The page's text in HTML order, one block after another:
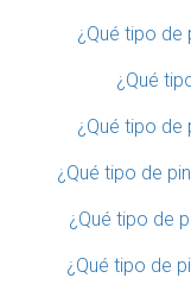
¿Qué tipo de
¿Qué
¿Qué tipo de
¿Qué tipo de
¿Qué tipo de
¿Qué tipo de